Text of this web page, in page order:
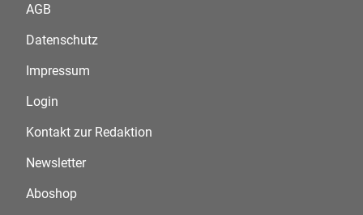
AGB
Datenschutz
Impressum
Login
Kontakt zur Redaktion
Newsletter
Aboshop